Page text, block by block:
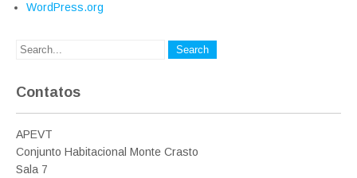
WordPress.org
Contatos
APEVT
Conjunto Habitacional Monte Crasto
Sala 7